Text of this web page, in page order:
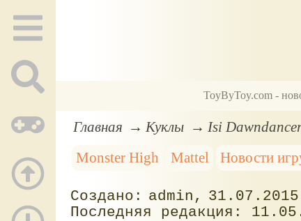
ToyByToy.com -
Главная Куклы
Isi
Monster High
Mattel Новости
admin
31.07.2015